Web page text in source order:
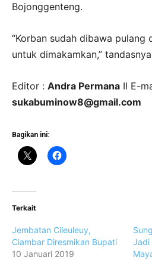
Bojonggenteng.
“Korban sudah dibawa pulang
untuk dimakamkan,”
Editor : Andra Permana II E-
sukabuminow8@gmail.com
Bagikan ini:
Terkait
Jembatan Cileuleuy,
Ciambar Diresmikan Bupati
10 Januari 2019
Jadi